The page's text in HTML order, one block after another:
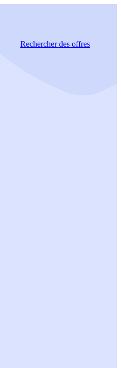
Rechercherdes offres